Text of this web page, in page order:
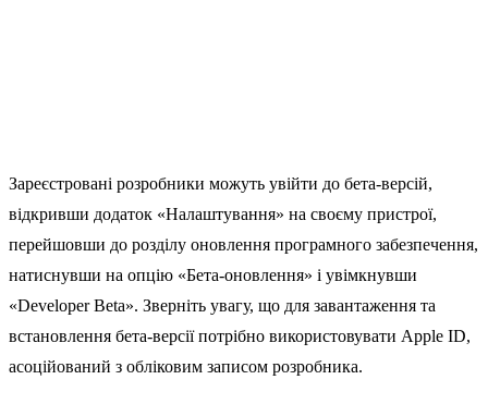
Зареєстровані розробники можуть увійти до бета-версій,
відкривши додаток «Налаштування» на своєму пристрої,
перейшовши до розділу оновлення програмного забезпечення,
натиснувши на опцію «Бета-оновлення» і увімкнувши
«Developer Beta». Зверніть увагу, що для завантаження та
встановлення бета-версії потрібно використовувати Apple ID,
асоційований з обліковим записом розробника.